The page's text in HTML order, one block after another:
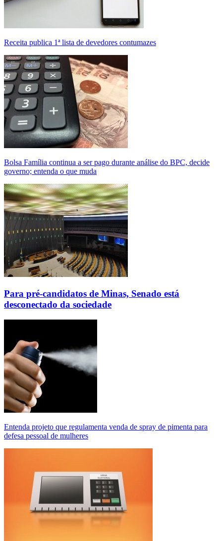
Receita publica 1ª lista de devedores contumazes
Bolsa Família continua a ser pago durante análise do BPC, decide
governo; entenda o que muda
Para pré-candidatos de Minas, Senado está
desconectado da sociedade
Entenda projeto que regulamenta venda de spray de pimenta para
defesa pessoal de mulheres